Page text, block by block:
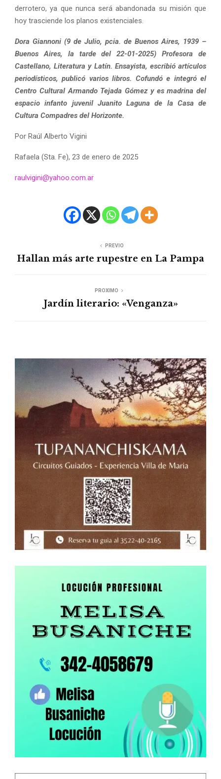
derrotero, ya que nunca será abandonada su misión que
hoy trasciende los planos existenciales.
Dora Giannoni (9 de Julio, pcia. de Buenos Aires, 1939 –
Buenos Aires, la tarde del 22-01-2025) Profesora de
Castellano, Literatura y Latín. Ensayista, escribió artículos
periodísticos, publicó varios libros. Cofundó e integró el
Centro Cultural Armando Tejada Gómez y es madrina del
espacio infanto juvenil Juanito Laguna de la Casa de
Cultura Compadres del Horizonte.
Por Raúl Alberto Vigini
Rafaela (Sta. Fe), 23 de enero de 2025
raulvigini@yahoo.com.ar
PREVIO
Hallan más arte rupestre en La Pampa
PROXIMO
Jardín literario: «Venganza»